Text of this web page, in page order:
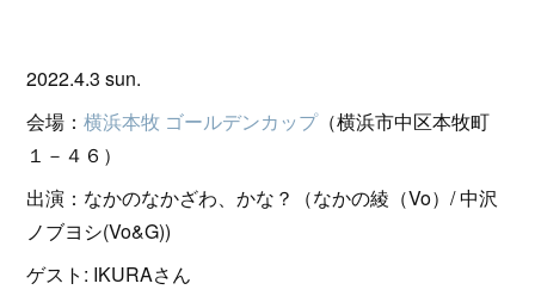
2022.4.3 sun.
会場：横浜本牧 ゴールデンカップ（横浜市中区本牧町
１－４６）
出演：なかのなかざわ、かな？（なかの綾（Vo）/ 中沢
ノブヨシ(Vo&G))
ゲスト: IKURAさん